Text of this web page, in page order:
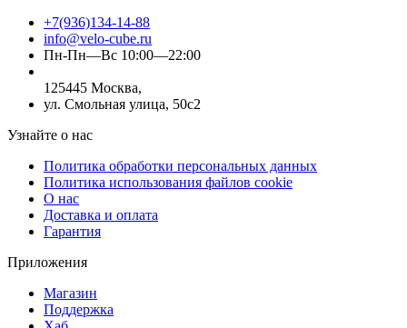
+7(936)134-14-88
info@velo-cube.ru
Пн-Пн—Вс 10:00—22:00
125445 Москва,
ул. Смольная улица, 50с2
Узнайте о нас
Политика обработки персональных данных
Политика использования файлов cookie
О нас
Доставка и оплата
Гарантия
Приложения
Магазин
Поддержка